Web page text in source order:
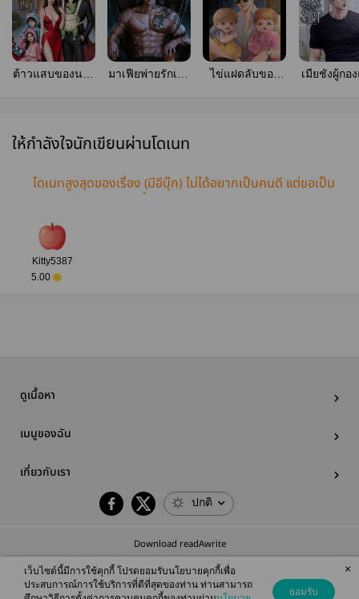
ต้าวแสบของนาง
มาเฟียพ่ายรักเมีย
ไข่แฝดลับของ
เมียชังผู้กอ
ให้กำลังใจนักเขียนผ่านโดเนท
โดเนทสูงสุดของเรื่อง (มีอีบุ๊ก) ไม่ได้อยากเป็นคนดี แต่ขอเป็น
Kitty5387
5.00
ดูเนื้อหา
เมนูของฉัน
เกี่ยวกับเรา
ปกติ
Download readAwrite
เว็บไซต์นี้มีการใช้คุกกี้ โปรดยอมรับนโยบายคุกกี้เพื่อ
ประสบการณ์การใช้บริการที่ดีที่สุดของท่าน ท่านสามารถ
ยอมรับ
×